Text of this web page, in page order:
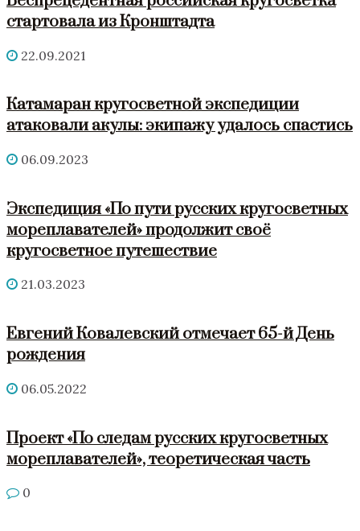
стартовала из Кронштадта
22.09.2021
Катамаран кругосветной экспедиции
атаковали акулы: экипажу удалось спастись
06.09.2023
Экспедиция «По пути русских кругосветных
мореплавателей» продолжит своё
кругосветное путешествие
21.03.2023
Евгений Ковалевский отмечает 65-й День
рождения
06.05.2022
Проект «По следам русских кругосветных
мореплавателей», теоретическая часть
0